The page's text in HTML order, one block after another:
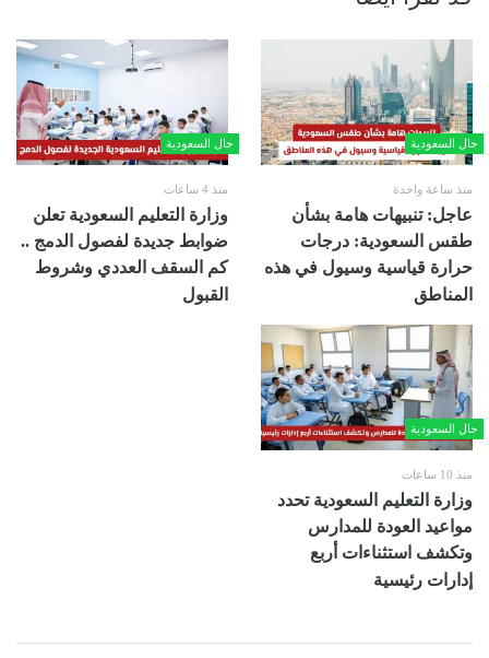
حال السعودية
منذ ساعة واحدة
عاجل: تنبيهات هامة بشأن
طقس السعودية: درجات
حرارة قياسية وسيول في هذه
المناطق
حال السعودية
منذ 4 ساعات
وزارة التعليم السعودية تعلن
ضوابط جديدة لفصول الدمج ..
كم السقف العددي وشروط
القبول
حال السعودية
منذ 10 ساعات
وزارة التعليم السعودية تحدد
مواعيد العودة للمدارس
وتكشف استثناءات أربع
إدارات رئيسية